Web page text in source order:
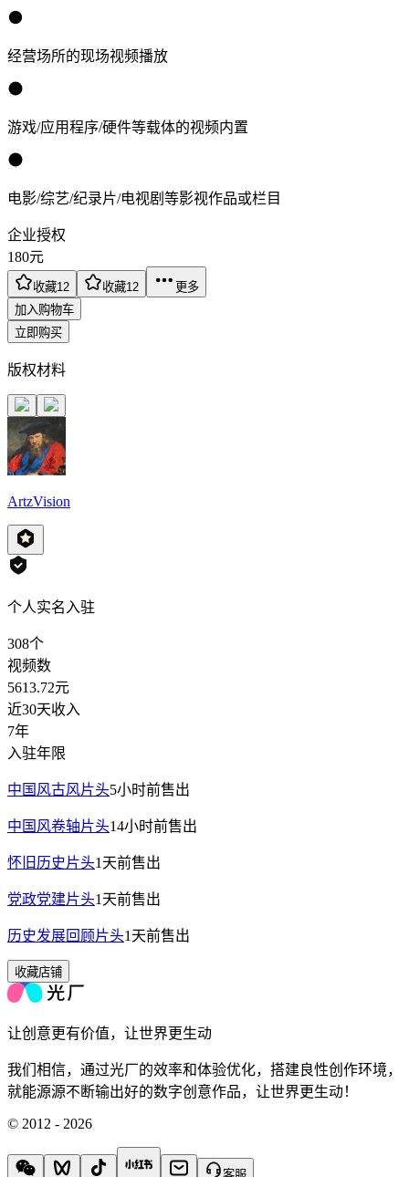
经营场所的现场视频播放
游戏/应用程序/硬件等载体的视频内置
电影/综艺/纪录片/电视剧等影视作品或栏目
企业授权
180元
收藏12 收藏12
更多
加入购物车
立即购买
版权材料
ArtzVision
个人实名入驻
308个
视频数
5613.72元
近30天收入
7年
入驻年限
中国风古风片头5小时前售出
中国风卷轴片头14小时前售出
怀旧历史片头1天前售出
党政党建片头1天前售出
历史发展回顾片头1天前售出
收藏店铺
让创意更有价值，让世界更生动
我们相信，通过光厂的效率和体验优化，搭建良性创作环境，
就能源源不断输出好的数字创意作品，让世界更生动！
© 2012 - 2026